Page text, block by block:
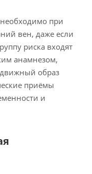
при
вен, даже если
риска входят
анамнезом,
образ
приёмы
и